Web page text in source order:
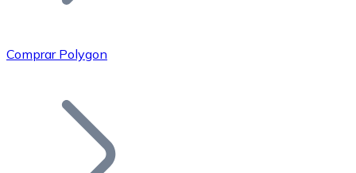
Bitcoin
Comprar Polygon